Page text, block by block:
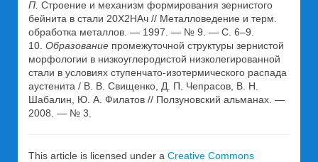
П. Строение и механизм формирования зернистого
бейнита в стали 20Х2НАч // Металловедение и терм.
обработка металлов. — 1997. — № 9. — С. 6–9.
10. Образование промежуточной структуры зернистой
морфологии в низкоуглеродистой низколегированной
стали в условиях ступенчато-изотермического распада
аустенита / В. В. Свищенко, Д. П. Чепрасов, В. Н.
Шабалин, Ю. А. Филатов // Ползуновский альманах. —
2008. — № 3.
This article is licensed under a Creative Commons